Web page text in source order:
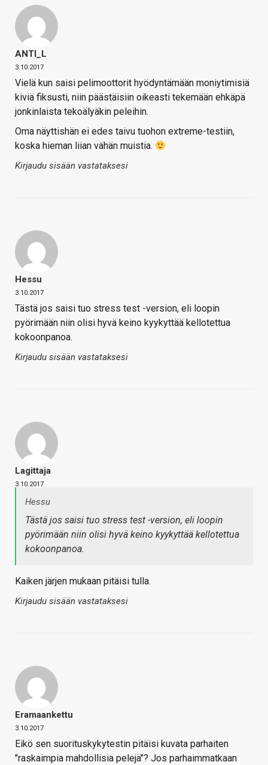
ANTI_L
3.10.2017
Vielä kun saisi pelimoottorit hyödyntämään moniytimisiä
kiviä fiksusti, niin päästäisiin oikeasti tekemään ehkäpä
jonkinlaista tekoälyäkin peleihin.
Oma näyttishän ei edes taivu tuohon extreme-testiin,
koska hieman liian vähän muistia.
Kirjaudu sisään vastataksesi
Hessu
3.10.2017
Tästä jos saisi tuo stress test -version, eli loopin
pyörimään niin olisi hyvä keino kyykyttää kellotettua
kokoonpanoa.
Kirjaudu sisään vastataksesi
Lagittaja
3.10.2017
Hessu
Tästä jos saisi tuo stress test -version, eli loopin
pyörimään niin olisi hyvä keino kyykyttää kellotettua
kokoonpanoa.
Kaiken järjen mukaan pitäisi tulla.
Kirjaudu sisään vastataksesi
Eramaankettu
3.10.2017
Eikö sen suorituskykytestin pitäisi kuvata parhaiten
"raskaimpia mahdollisia pelejä"? Jos parhaimmatkaan